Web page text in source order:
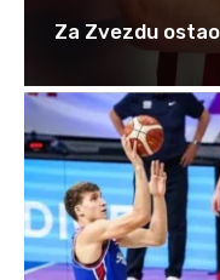
Za Zvezdu